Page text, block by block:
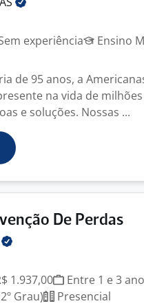
experiência Ensino
de 95 anos, a
na vida de
e soluções. Nossas ...
De Perdas
1.937,00
Entre 1 e 3
Grau)
Presencial